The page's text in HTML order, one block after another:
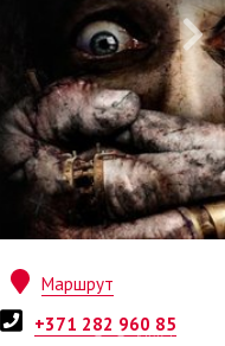
Маршрут
+371 282 960 85
Квест от